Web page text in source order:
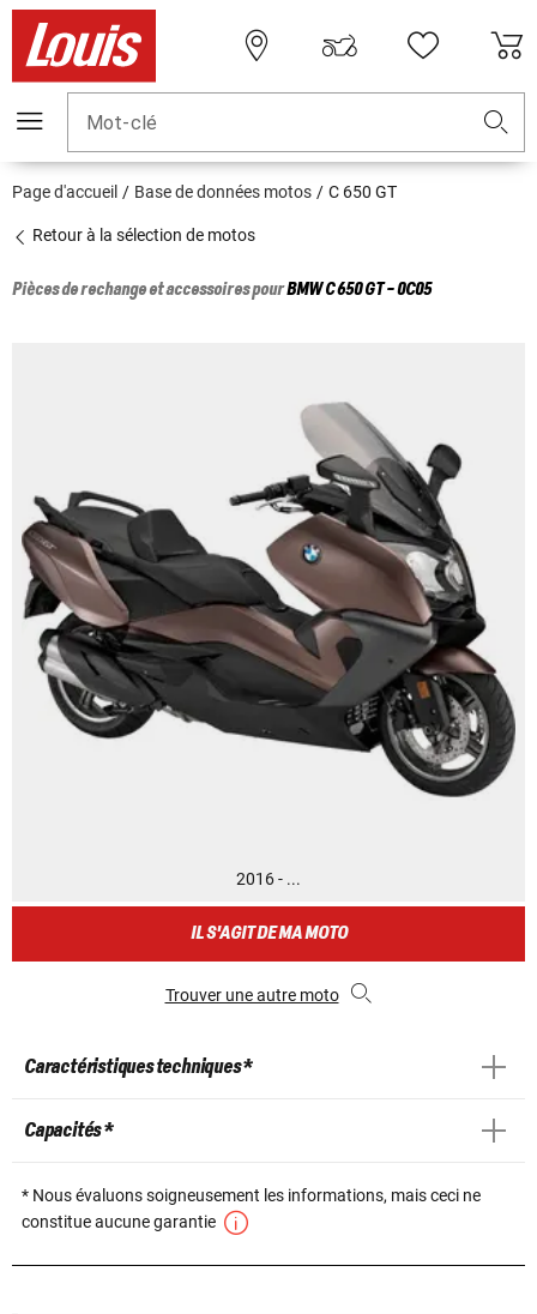
Mot-clé
Page d'accueil Base de données motos C 650 GT
Retour à la sélection de motos
Pièces de rechange et accessoires pourBMWC 650 GT - 0C05
2016 - ...
IL S'AGIT DE MA MOTO
Trouver une autre moto
Caractéristiques techniques *
Capacités *
* Nous évaluons soigneusement les informations, mais ceci ne
constitue aucune garantie